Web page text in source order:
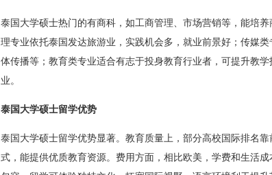
泰国大学硕士热门的有商科，如工商管理、市场营销等，能培
理专业依托泰国发达旅游业，实践机会多，就业前景好；传媒
体传播等；教育类专业适合有志于投身教育行业者，可提升教
业。
泰国大学硕士留学优势
泰国大学硕士留学优势显著。教育质量上，部分高校国际排名
式，能提供优质教育资源。费用方面，相比欧美，学费和生活